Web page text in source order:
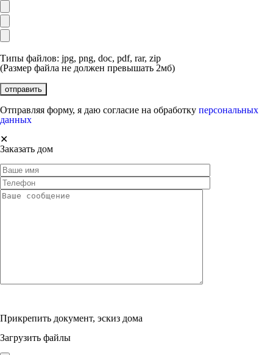
Типы файлов: jpg, png, doc, pdf, rar, zip
(Размер файла не должен превышать 2мб)
Отправляя форму, я даю согласие на обработку персональных
данных
✕
Заказать дом
Прикрепить документ, эскиз дома
Загрузить файлы